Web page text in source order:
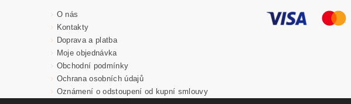
O nás
Kontakty
Doprava a platba
Moje objednávka
Obchodní podmínky
Ochrana osobních údajů
Oznámení o odstoupení od kupní smlouvy